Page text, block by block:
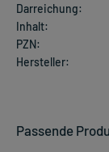
Darreichung:
Inhalt:
PZN:
Hersteller:
Passende